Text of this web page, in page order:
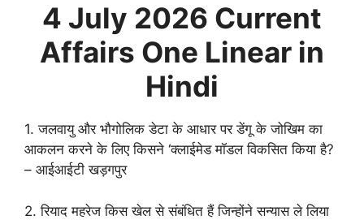
4 July 2026 Current
Affairs One Linear in
Hindi
1. जलवायु और भौगोलिक डेटा के आधार पर डेंगू के जोखिम का
आकलन करने के लिए किसने ‘क्लाईमेड मॉडल विकसित किया है?
– आईआईटी खड़गपुर
2. रियाद महरेज किस खेल से संबंधित हैं जिन्होंने सन्यास ले लिया